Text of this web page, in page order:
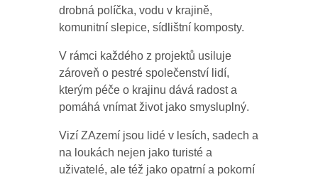
drobná políčka, vodu v krajině,
komunitní slepice, sídlištní komposty.
V rámci každého z projektů usiluje
zároveň o pestré společenství lidí,
kterým péče o krajinu dává radost a
pomáhá vnímat život jako smysluplný.
Vizí ZAzemí jsou lidé v lesích, sadech a
na loukách nejen jako turisté a
uživatelé, ale též jako opatrní a pokorní